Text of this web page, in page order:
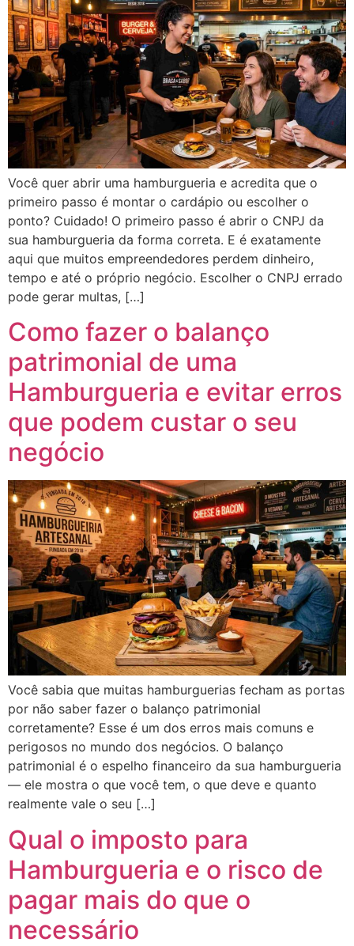
Você quer abrir uma hamburgueria e acredita que o
primeiro passo é montar o cardápio ou escolher o
ponto? Cuidado! O primeiro passo é abrir o CNPJ da
sua hamburgueria da forma correta. E é exatamente
aqui que muitos empreendedores perdem dinheiro,
tempo e até o próprio negócio. Escolher o CNPJ errado
pode gerar multas, […]
Como fazer o balanço
patrimonial de uma
Hamburgueria e evitar erros
que podem custar o seu
negócio
Você sabia que muitas hamburguerias fecham as portas
por não saber fazer o balanço patrimonial
corretamente? Esse é um dos erros mais comuns e
perigosos no mundo dos negócios. O balanço
patrimonial é o espelho financeiro da sua hamburgueria
— ele mostra o que você tem, o que deve e quanto
realmente vale o seu […]
Qual o imposto para
Hamburgueria e o risco de
pagar mais do que o
necessário